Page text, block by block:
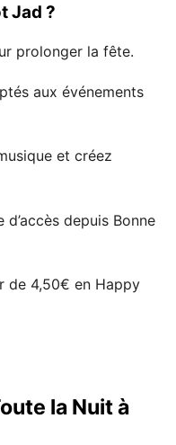
Jad ?
prolonger la fête.
aux événements
et créez
d’accès depuis Bonne
de 4,50€ en Happy
la Nuit à